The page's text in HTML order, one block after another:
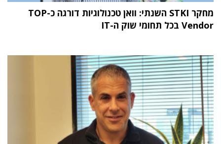
מחקר STKI השנתי: וואן טכנולוגיות דורגה כ-TOP
Vendor בכל תחומי שוק ה-IT